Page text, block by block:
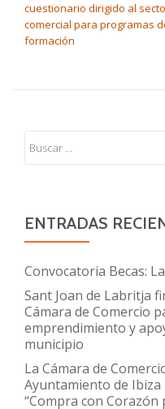
cuestionario dirigido al
comercial para programas
formación
ENTRADAS
Convocatoria Becas:
Sant Joan de Labritja
Cámara de Comercio
emprendimiento y
municipio
La Cámara de
Ayuntamiento de
“Compra con Corazón